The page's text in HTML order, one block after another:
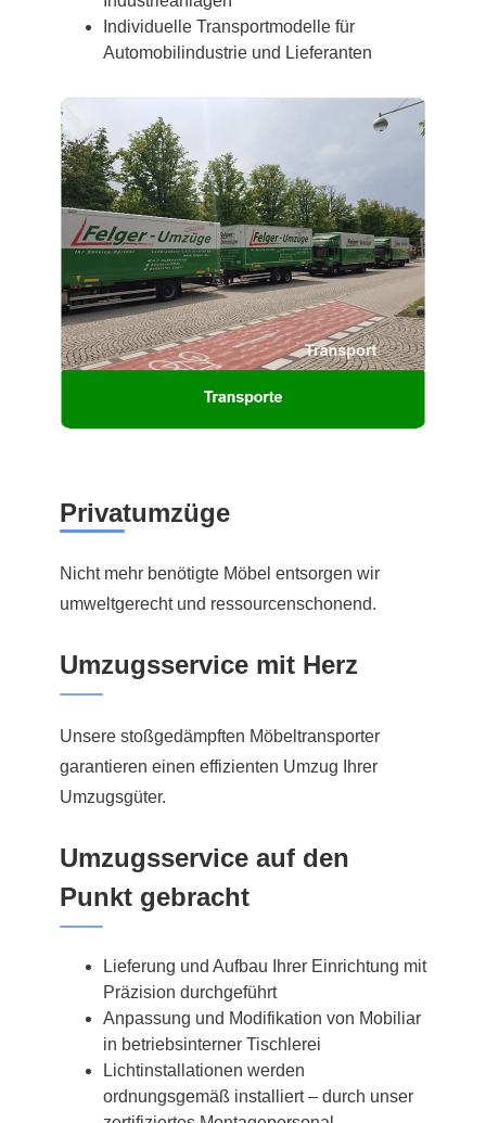
Individuelle Transportmodelle für
Automobilindustrie und Lieferanten
Privatumzüge
Nicht mehr benötigte Möbel entsorgen wir
umweltgerecht und ressourcenschonend.
Umzugsservice mit Herz
Unsere stoßgedämpften Möbeltransporter
garantieren einen effizienten Umzug Ihrer
Umzugsgüter.
Umzugsservice auf den
Punkt gebracht
Lieferung und Aufbau Ihrer Einrichtung mit
Präzision durchgeführt
Anpassung und Modifikation von Mobiliar
in betriebsinterner Tischlerei
Lichtinstallationen werden
ordnungsgemäß installiert – durch unser